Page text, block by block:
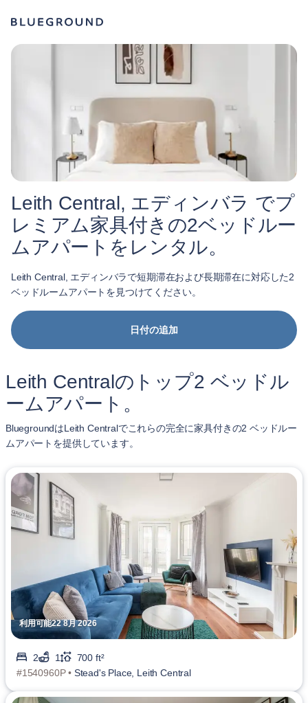
Leith Central, エディンバラ でプ
レミアム家具付きの2ベッドルー
ムアパートをレンタル。
Leith Central, エディンバラで短期滞在および長期滞在に対応した2
ベッドルームアパートを見つけてください。
日付の追加
Leith Centralのトップ2 ベッドル
ームアパート。
BluegroundはLeith Centralでこれらの完全に家具付きの2 ベッドルー
ムアパートを提供しています。
利用可能22 8月 2026
2 1
700 ft²
#1540960P • Stead's Place, Leith Central